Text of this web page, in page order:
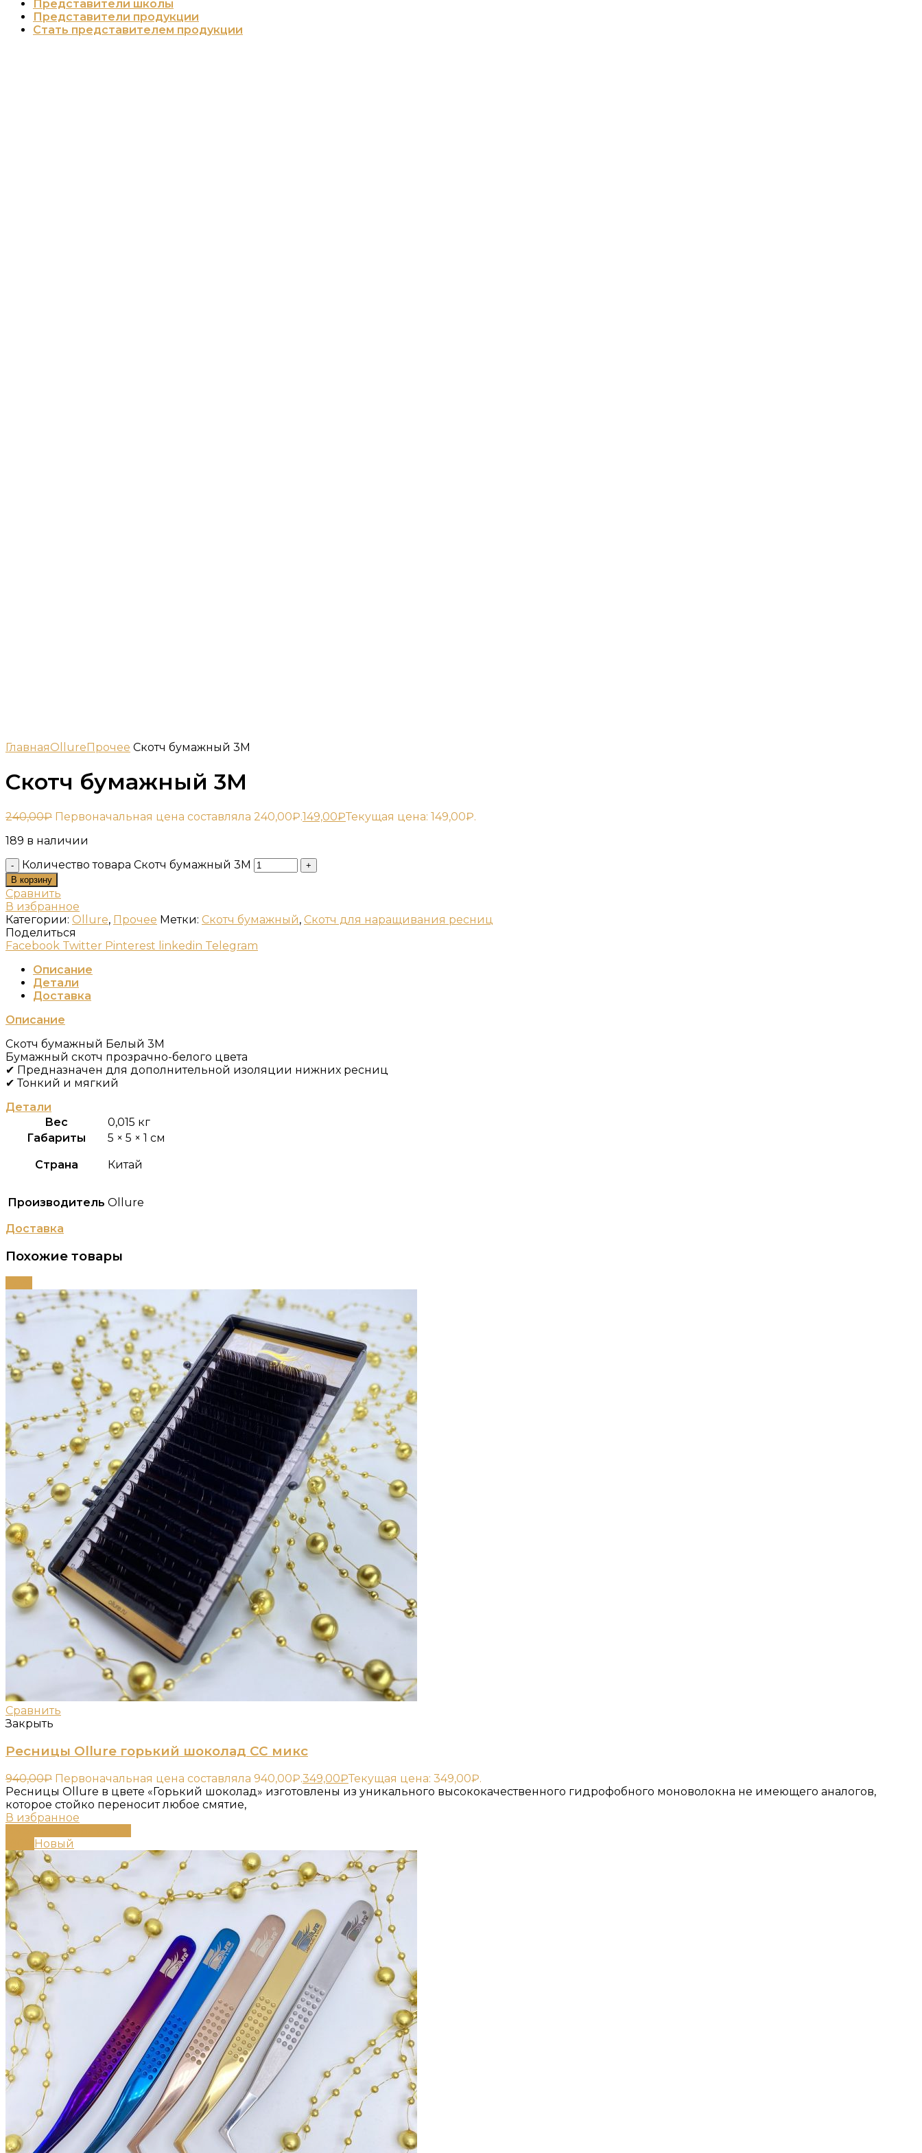
Представители школы
Представители продукции
Стать представителем продукции
ГлавнаяOllureПрочее Скотч бумажный 3М
Скотч бумажный 3М
240,00₽ Первоначальная цена составляла 240,00₽.149,00₽Текущая цена: 149,00₽.
189 в наличии
Количество товара Скотч бумажный 3М
В корзину
Сравнить
В избранное
Категории: Ollure, Прочее Метки: Скотч бумажный, Скотч для наращивания ресниц
Поделиться
Facebook Twitter Pinterest linkedin Telegram
Описание
Детали
Доставка
Описание
Скотч бумажный Белый 3М
Бумажный скотч прозрачно-белого цвета
✔ Предназначен для дополнительной изоляции нижних ресниц
✔ Тонкий и мягкий
Детали
Вес
0,015 кг
Габариты
5 × 5 × 1 см
Страна Китай
Производитель Ollure
Доставка
Похожие товары
Сравнить
Закрыть
Ресницы Ollure горький шоколад CC микс
940,00₽ Первоначальная цена составляла 940,00₽.349,00₽Текущая цена: 349,00₽.
Ресницы Ollure в цвете «Горький шоколад» изготовлены из уникального высококачественного гидрофобного моноволокна не имеющего аналогов,
которое стойко переносит любое смятие,
В избранное
Новый